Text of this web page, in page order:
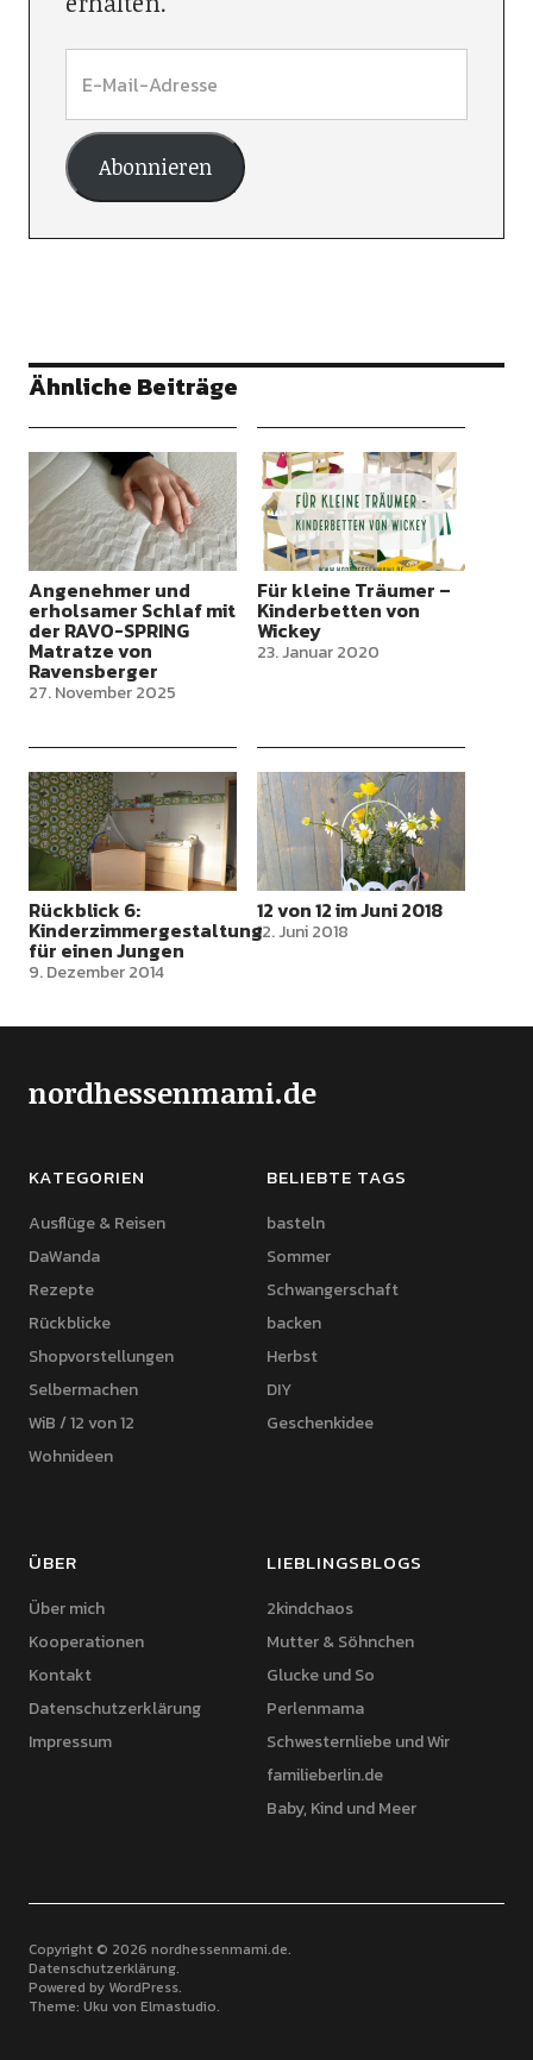
Abonnieren
Ähnliche Beiträge
Angenehmer und
erholsamer Schlaf mit
der RAVO-SPRING
Matratze von
Ravensberger
27. November 2025
Für kleine Träumer –
Kinderbetten von
Wickey
23. Januar 2020
Rückblick 6:
Kinderzimmergestaltung
für einen Jungen
9. Dezember 2014
12 von 12 im Juni 2018
12. Juni 2018
nordhessenmami.de
KATEGORIEN
Ausflüge & Reisen
DaWanda
Rezepte
Rückblicke
Shopvorstellungen
Selbermachen
WiB / 12 von 12
Wohnideen
BELIEBTE TAGS
basteln
Sommer
Schwangerschaft
backen
Herbst
DIY
Geschenkidee
ÜBER
Über mich
Kooperationen
Kontakt
Datenschutzerklärung
Impressum
LIEBLINGSBLOGS
2kindchaos
Mutter & Söhnchen
Glucke und So
Perlenmama
Schwesternliebe und Wir
familieberlin.de
Baby, Kind und Meer
Copyright © 2026 nordhessenmami.de
Datenschutzerklärung
Powered by WordPress
Theme: Uku von Elmastudio